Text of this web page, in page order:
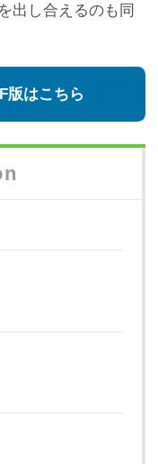
出し合えるのも同
版はこちら